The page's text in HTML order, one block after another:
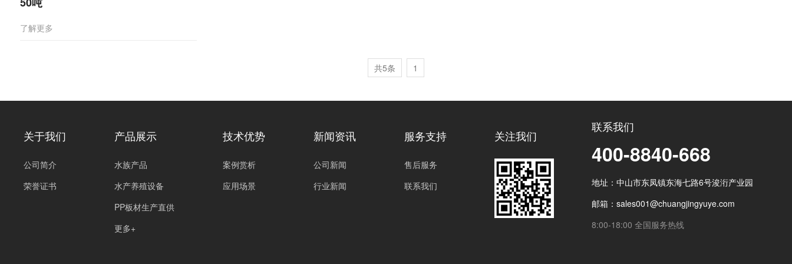
了解更多
共5条 1
关于我们
公司简介
荣誉证书
产品展示
水族产品
水产养殖设备
PP板材生产直供
更多+
技术优势
案例赏析
应用场景
新闻资讯
公司新闻
行业新闻
服务支持
售后服务
联系我们
关注我们
联系我们
400-8840-668
地址：中山市东凤镇东海七路6号浚洐产业园
邮箱：sales001@chuangjingyuye.com
8:00-18:00 全国服务热线